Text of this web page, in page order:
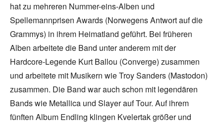
hat zu mehreren Nummer-eins-Alben und
Spellemannprisen Awards (Norwegens Antwort auf die
Grammys) in ihrem Heimatland geführt. Bei früheren
Alben arbeitete die Band unter anderem mit der
Hardcore-Legende Kurt Ballou (Converge) zusammen
und arbeitete mit Musikern wie Troy Sanders (Mastodon)
zusammen. Die Band war auch schon mit legendären
Bands wie Metallica und Slayer auf Tour. Auf ihrem
fünften Album Endling klingen Kvelertak größer und